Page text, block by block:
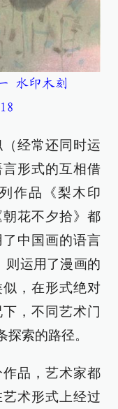
水印木刻
经常还同时运
形式的互相借
作品《梨木印
花不夕拾》都
中国画的语言
则运用了漫画的
，在形式绝对
，不同艺术门
索的路径。
品，艺术家都
术形式上经过